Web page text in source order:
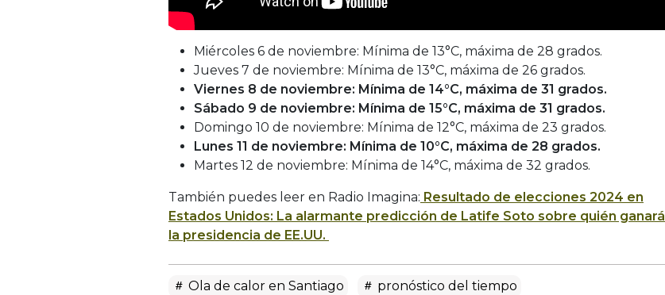
Miércoles 6 de noviembre: Mínima de 13°C, máxima de 28 grados.
Jueves 7 de noviembre: Mínima de 13°C, máxima de 26 grados.
Viernes 8 de noviembre: Mínima de 14°C, máxima de 31 grados.
Sábado 9 de noviembre: Mínima de 15°C, máxima de 31 grados.
Domingo 10 de noviembre: Mínima de 12°C, máxima de 23 grados.
Lunes 11 de noviembre: Mínima de 10°C, máxima de 28 grados.
Martes 12 de noviembre: Mínima de 14°C, máxima de 32 grados.
También puedes leer en Radio Imagina: Resultado de elecciones 2024 en
Estados Unidos: La alarmante predicción de Latife Soto sobre quién ganará
la presidencia de EE.UU.
Ola de calor en Santiago pronóstico del tiempo